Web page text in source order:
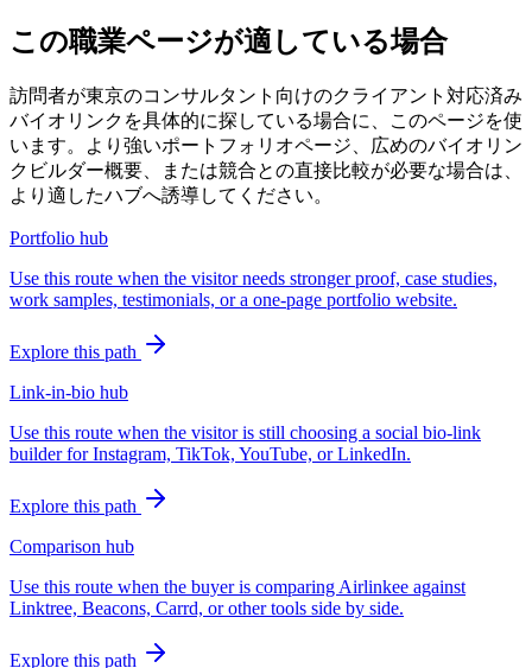
この職業ページが適している場合
訪問者が東京のコンサルタント向けのクライアント対応済み
バイオリンクを具体的に探している場合に、このページを使
います。より強いポートフォリオページ、広めのバイオリン
クビルダー概要、または競合との直接比較が必要な場合は、
より適したハブへ誘導してください。
Portfolio hub
Use this route when the visitor needs stronger proof, case studies,
work samples, testimonials, or a one-page portfolio website.
Explore this path
Link-in-bio hub
Use this route when the visitor is still choosing a social bio-link
builder for Instagram, TikTok, YouTube, or LinkedIn.
Explore this path
Comparison hub
Use this route when the buyer is comparing Airlinkee against
Linktree, Beacons, Carrd, or other tools side by side.
Explore this path